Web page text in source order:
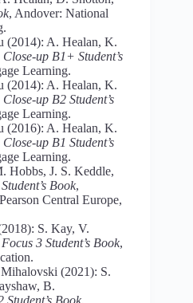
, Andover: National
(2014): A. Healan, K.
Close-up B1+ Student’s
Learning.
(2014): A. Healan, K.
Close-up B2 Student’s
Learning.
(2016): A. Healan, K.
Close-up B1 Student’s
Learning.
Hobbs, J. S. Keddle,
Book,
Central Europe,
S. Kay, V.
Focus 3 Student’s Book,
(2021): S.
B.
Student’s Book,